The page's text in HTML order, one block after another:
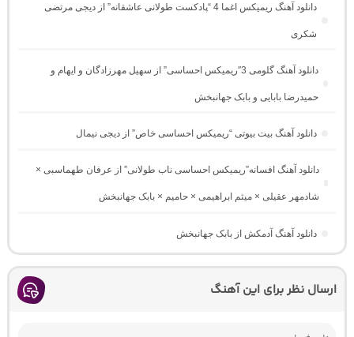
دانلود آهنگ ریمیکس اغما 4 “پادکست طولانی عاشقانه” از دیجی مرتضی
شکری
دانلود آهنگ گلومی 3″ریمیکس احساسی” از سهیل مهرزادگان و ایهام و
حمیدرضا بابایی و بابک جهانبخش
دانلود آهنگ بیت بیوتی “ریمیکس احساسی خاص” از دیجی نیمال
دانلود آهنگ افسانه”ریمیکس احساسی ناب طولانی” از عرفان طهماسبی ×
شادمهر عقیلی × میثم ابراهیمی × حامیم × بابک جهانبخش
دانلود آهنگ آدمکش از بابک جهانبخش
ارسال نظر برای این آهنگ